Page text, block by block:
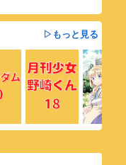
▷もっと見る